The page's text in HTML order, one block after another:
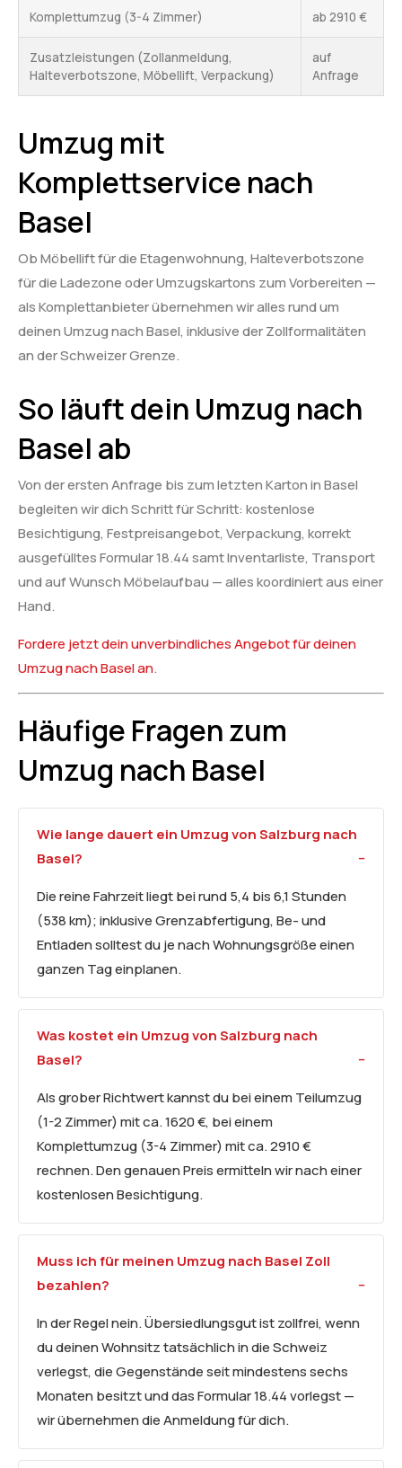
Komplettumzug (3-4 Zimmer) ab 2910 €
Zusatzleistungen (Zollanmeldung,
Halteverbotszone, Möbellift, Verpackung)
auf
Anfrage
Umzug mit
Komplettservice nach
Basel
Ob Möbellift für die Etagenwohnung, Halteverbotszone
für die Ladezone oder Umzugskartons zum Vorbereiten —
als Komplettanbieter übernehmen wir alles rund um
deinen Umzug nach Basel, inklusive der Zollformalitäten
an der Schweizer Grenze.
So läuft dein Umzug nach
Basel ab
Von der ersten Anfrage bis zum letzten Karton in Basel
begleiten wir dich Schritt für Schritt: kostenlose
Besichtigung, Festpreisangebot, Verpackung, korrekt
ausgefülltes Formular 18.44 samt Inventarliste, Transport
und auf Wunsch Möbelaufbau — alles koordiniert aus einer
Hand.
Fordere jetzt dein unverbindliches Angebot für deinen
Umzug nach Basel an.
Häufige Fragen zum
Umzug nach Basel
Wie lange dauert ein Umzug von Salzburg nach
Basel?
Die reine Fahrzeit liegt bei rund 5,4 bis 6,1 Stunden
(538 km); inklusive Grenzabfertigung, Be- und
Entladen solltest du je nach Wohnungsgröße einen
ganzen Tag einplanen.
Was kostet ein Umzug von Salzburg nach
Basel?
Als grober Richtwert kannst du bei einem Teilumzug
(1-2 Zimmer) mit ca. 1620 €, bei einem
Komplettumzug (3-4 Zimmer) mit ca. 2910 €
rechnen. Den genauen Preis ermitteln wir nach einer
kostenlosen Besichtigung.
Muss ich für meinen Umzug nach Basel Zoll
bezahlen?
In der Regel nein. Übersiedlungsgut ist zollfrei, wenn
du deinen Wohnsitz tatsächlich in die Schweiz
verlegst, die Gegenstände seit mindestens sechs
Monaten besitzt und das Formular 18.44 vorlegst —
wir übernehmen die Anmeldung für dich.